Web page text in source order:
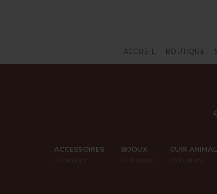
ACCUEIL BOUTIQUE
ACCESSOIRES
45 Produits
BIJOUX
34 Produits
CUIR ANIMAL
113 Produits